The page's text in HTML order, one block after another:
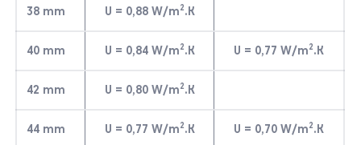
38 mm U = 0,88 W/m2.K
40 mm U = 0,84 W/m2.K U = 0,77 W/m2.K
42 mm U = 0,80 W/m2.K
44 mm U = 0,77 W/m2.K U = 0,70 W/m2.K